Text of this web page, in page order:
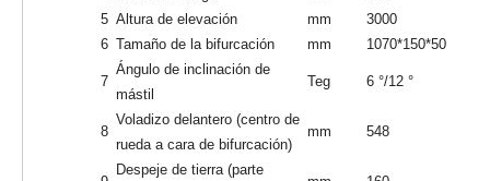
Neumáticos, neumáticos, horquillas de 1220 mm, asiento de
seguridad, caja de herramientas gratis y repuestos, etc.
Como fabricante profesional de montacargas, también podemos
ofrecerle servicio personalizado,
Los siguientes elementos son opcionales: